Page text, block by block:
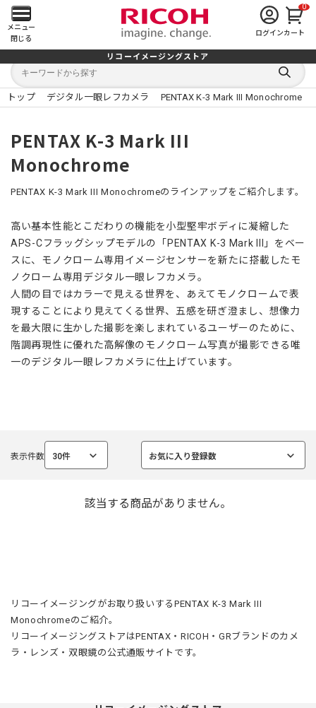
メ
イ
ン
メ
ニ
ュ
ー
を
開
く
メニュー
閉じる
ログイン
0
カート
リコーイメージングストア
キ
ワ
ー
キ
検
索
す
る
トップ デジタル一眼レフカメラ PENTAX K-3 Mark III Monochrome
PENTAX K-3 Mark III
Monochrome
PENTAX K-3 Mark III Monochromeのラインアップをご紹介します。
高い基本性能とこだわりの機能を小型堅牢ボディに凝縮した
APS-Cフラッグシップモデルの「PENTAX K-3 Mark III」をベー
スに、モノクローム専用イメージセンサーを新たに搭載したモ
ノクローム専用デジタル一眼レフカメラ。
人間の目ではカラーで見える世界を、あえてモノクロームで表
現することにより見えてくる世界、五感を研ぎ澄まし、想像力
を最大限に生かした撮影を楽しまれているユーザーのために、
階調再現性に優れた高解像のモノクローム写真が撮影できる唯
一のデジタル一眼レフカメラに仕上げています。
表示件数 30件
選
お気に入り登録数
選
該当する商品がありません。
リコーイメージングがお取り扱いするPENTAX K-3 Mark III
Monochromeのご紹介。
リコーイメージングストアはPENTAX・RICOH・GRブランドのカメ
ラ・レンズ・双眼鏡の公式通販サイトです。